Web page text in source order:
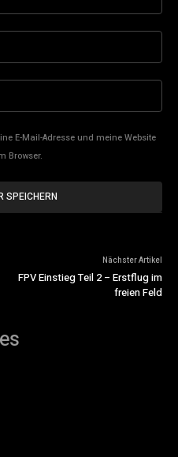
E-Mail-Adresse und meine Website
Browser.
Nächster Artikel
FPV Einstieg Teil 2 – Erstflug im
freien Feld